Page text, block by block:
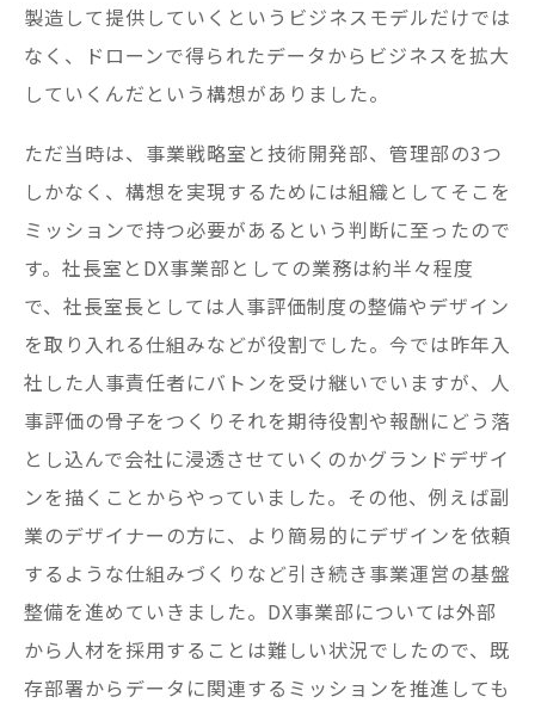
製造して提供していくというビジネスモデルだけでは
なく、ドローンで得られたデータからビジネスを拡大
していくんだという構想がありました。
ただ当時は、事業戦略室と技術開発部、管理部の3つ
しかなく、構想を実現するためには組織としてそこを
ミッションで持つ必要があるという判断に至ったので
す。社長室とDX事業部としての業務は約半々程度
で、社長室長としては人事評価制度の整備やデザイン
を取り入れる仕組みなどが役割でした。今では昨年入
社した人事責任者にバトンを受け継いでいますが、人
事評価の骨子をつくりそれを期待役割や報酬にどう落
とし込んで会社に浸透させていくのかグランドデザイ
ンを描くことからやっていました。その他、例えば副
業のデザイナーの方に、より簡易的にデザインを依頼
するような仕組みづくりなど引き続き事業運営の基盤
整備を進めていきました。DX事業部については外部
から人材を採用することは難しい状況でしたので、既
存部署からデータに関連するミッションを推進しても